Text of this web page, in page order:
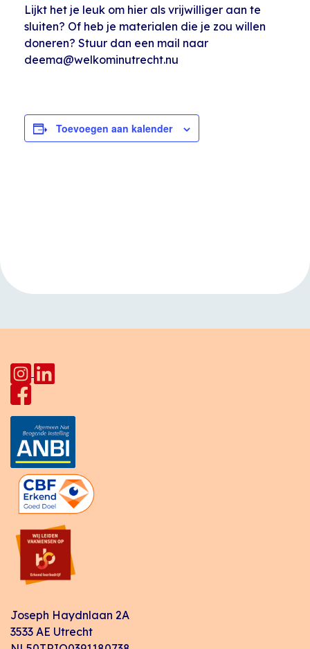
Lijkt het je leuk om hier als vrijwilliger aan te
sluiten? Of heb je materialen die je zou willen
doneren? Stuur dan een mail naar
deema@welkominutrecht.nu
Toevoegen aan kalender
Joseph Haydnlaan 2A
3533 AE Utrecht